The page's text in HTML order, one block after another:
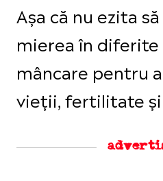
Așa că nu ezita
mierea în
mâncare pentru
vieții, fertilitate